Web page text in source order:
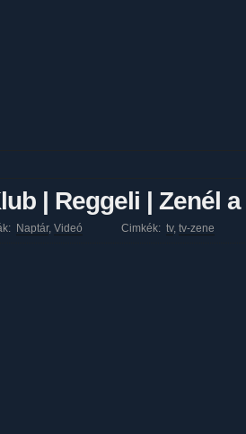
| Reggeli | Zenél
Naptár, Videó Cimkék: tv, tv-zene